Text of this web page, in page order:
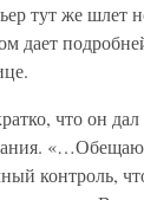
тут же шлет
дает
что он дал
контроль,